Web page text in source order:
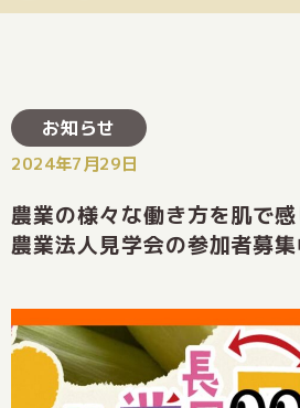
お知らせ
2024年7月29日
農業の様々な働き方を肌で
農業法人見学会の参加者募集